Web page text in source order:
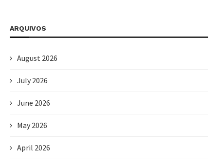
ARQUIVOS
August 2026
July 2026
June 2026
May 2026
April 2026